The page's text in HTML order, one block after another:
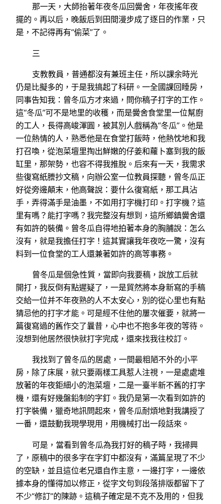
那一天，大師抬著年夜冬瓜回黌舍，年夜搖年夜
擺的。再以后，晚飯后到田間漫步成了逐日的作業，只
是，不記得再有“偷菜”了。
三
支教教員，普通都沒有兼班主任，所以課余時光
仍是比擬多的，于是我搞起了科研。一全國課回睡房，
同事告知我：曾冬瓜方才來過，問你稿子打字的工作。
這“冬瓜”可不是地里的收穫，而是黌舍食堂里一位幫廚
的工人，長得高峻渾圓，被其別人戲稱為“冬瓜”。他是
一位熱情的人，熟悉他是在食堂打飯時，他熱忱地和我
打召喚，從泡菜壇里掏出鮮嫩的仔姜和蘿卜塞到我的飯
缸里，那架勢，也容不得我推脫。后來有一天，我需求
些復寫紙謄抄文稿，向辦公室一位教員探聽，曾冬瓜正
好從旁邊顛末，他高聲說：要什么復寫紙，那工具沾
手，弄得滿手是油墨，不如用打字機打印。打字機？這
里有嗎？能打字嗎？我完整沒有想到，這所鄉鎮黌舍還
有如許的裝備。曾冬瓜自得地拍著本身的胸脯說：怎么
沒有，就是我擔任打字！這其實讓我年夜吃一驚，沒有
料到一位食堂的工人還兼著如許的高等事務。
曾冬瓜是個急性質，當即向我要稿，說放工后就
開打，我反倒有點遲疑了，一是貿然將本身新寫的手稿
交給一位并不年夜熟的人不太安心，別的從心里也有點
猜忌他的打字才能。可是經不住他的屢次催要，就將一
篇復寫過的舊作交了曩昔，心中也不抱多年夜的等待。
沒想到他居然很快就打字完成，還來找我往校訂。
我找到了曾冬瓜的居處，一間最粗陋不外的小平
房，除了床展，就只要兩樣工具惹人注視，一是處處堆
放著的年夜鉅細小的泡菜壇，二是一臺半新不舊的打字
機，還有好幾盤鉛制的字釘。我仍是第一次看到如許的
打字裝備，獵奇地訊問起來，曾冬瓜耐煩地對我講授了
一番，還鼓動我現學現用，用機械打出一段話來。
可是，當看到曾冬瓜為我打好的稿子時，我掃興
了，原稿中的很多字在字釘中都沒有，滿篇呈現了不少
的空缺，並且這位老兄還自作主意，一邊打字，一邊依
據本身的懂得加以修正，從字文句到段落排版都留下了
不少“修訂”的陳跡。這稿子確定是不克不及用的，但我